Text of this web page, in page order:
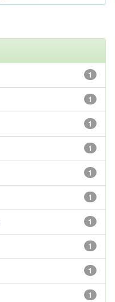
1
1
1
1
1
1
1
1
1
1